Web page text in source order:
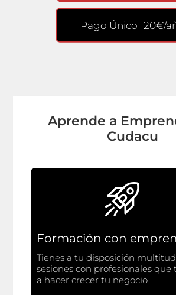
Pago Único 120€/
Aprende a
Cudacu
Formación con
Tienes a tu disposición
sesiones con profesionales que
a hacer crecer tu negocio